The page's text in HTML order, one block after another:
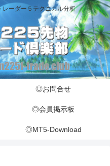
ーダー５テクニカル分析
◎お問合せ
◎会員掲示板
◎MT5-Download